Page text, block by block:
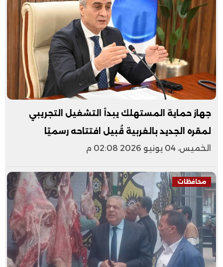
جهاز حماية المستهلك يبدأ التشغيل التجريبي
لمقره الجديد بالغربية قُبيل افتتاحه رسميًا
الخميس، 04 يونيو 2026 02:08 م
محافظات